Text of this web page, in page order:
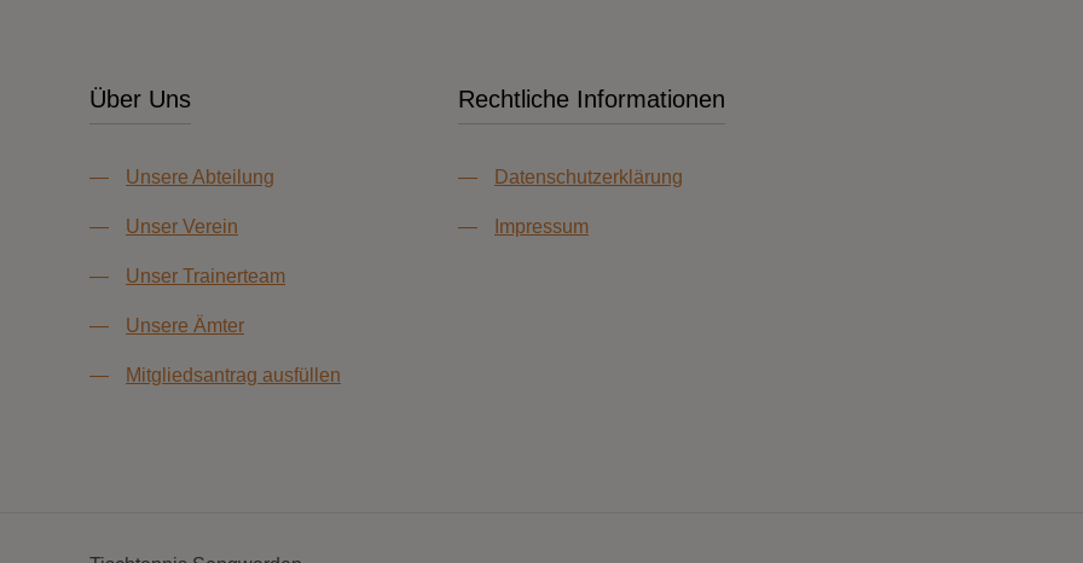
Über Uns
— Unsere Abteilung
— Unser Verein
— Unser Trainerteam
— Unsere Ämter
— Mitgliedsantrag ausfüllen
Rechtliche Informationen
— Datenschutzerklärung
— Impressum